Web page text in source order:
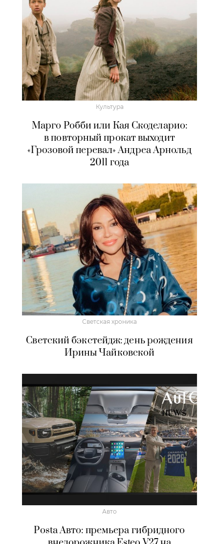
Культура
Марго Робби или Кая Скоделарио:
в повторный прокат выходит
«Грозовой перевал» Андреа Арнольд
2011 года
Светская хроника
Светский бэкстейдж: день рождения
Ирины Чайковской
Авто
Posta Авто: премьера гибридного